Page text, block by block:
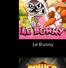
Le Bunny